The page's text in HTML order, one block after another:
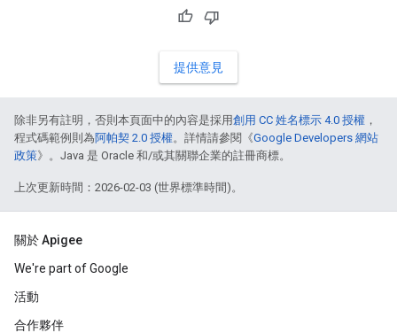
提供意見
除非另有註明，否則本頁面中的內容是採用創用 CC 姓名標示 4.0 授權 ，
程式碼範例則為阿帕契 2.0 授權。詳情請參閱《Google Developers 網站
政策》。Java 是 Oracle 和/或其關聯企業的註冊商標。
上次更新時間：2026-02-03 (世界標準時間)。
關於 Apigee
We're part of Google
活動
合作夥伴